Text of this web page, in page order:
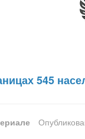
545